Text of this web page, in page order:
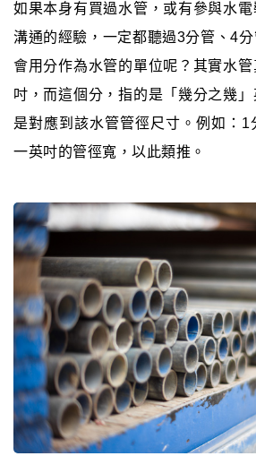
如果本身有買過水管，或有參與水
溝通的經驗，一定都聽過3分管、4
會用分作為水管的單位呢？其實水
吋，而這個分，指的是「幾分之幾
是對應到該水管管徑尺寸。例如：1
一英吋的管徑寬，以此類推。